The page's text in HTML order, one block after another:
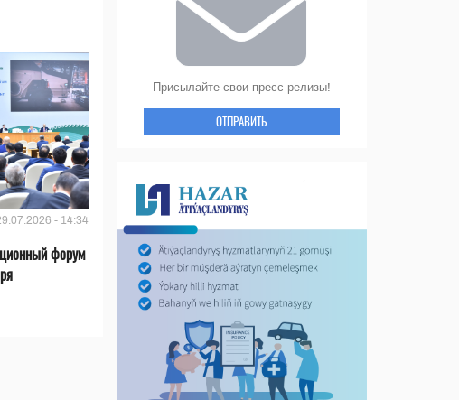
- 14:34
форум
Присылайте свои пресс-релизы!
ОТПРАВИТЬ